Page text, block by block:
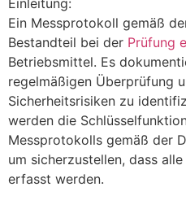
Ein Messprotokoll gemäß
Bestandteil bei der Prüfung
Betriebsmittel. Es
regelmäßigen Überprüfung
Sicherheitsrisiken zu
werden die
Messprotokolls gemäß der
um sicherzustellen, dass
erfasst werden.